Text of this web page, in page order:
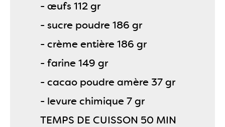
- œufs 112 gr
- sucre poudre 186 gr
- crème entière 186 gr
- farine 149 gr
- cacao poudre amère 37 gr
- levure chimique 7 gr
TEMPS DE CUISSON 50 MIN